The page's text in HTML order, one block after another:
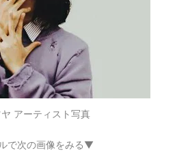
アーティスト写真
で次の画像をみる▼